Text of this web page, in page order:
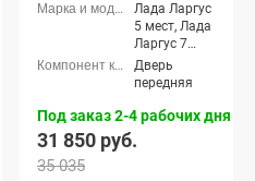
Лада Ларгус
5 мест, Лада
Ларгус 7
мест, Лада
Ларгус
мест, Лада
Кросс 7 мест
Дверь
передняя
Под заказ 2-4 рабочих дня
31 850 руб.
35 035